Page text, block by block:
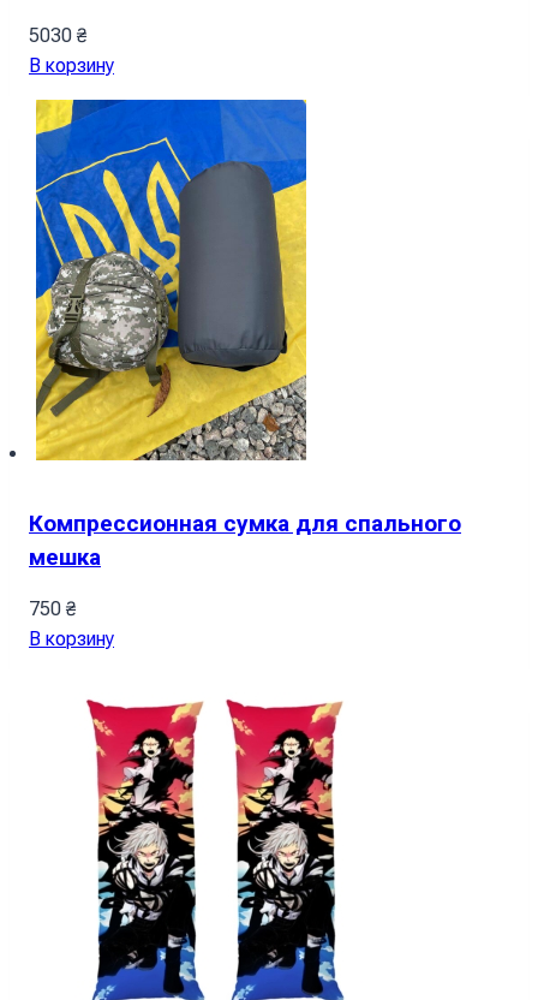
5030 ₴
В корзину
Компрессионная сумка для спального
мешка
750 ₴
В корзину